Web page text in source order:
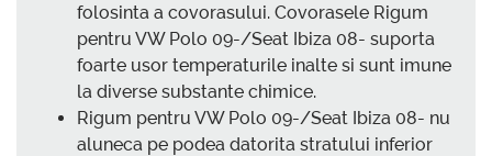
folosinta a covorasului. Covorasele Rigum
pentru VW Polo 09-/Seat Ibiza 08- suporta
foarte usor temperaturile inalte si sunt imune
la diverse substante chimice.
Rigum pentru VW Polo 09-/Seat Ibiza 08- nu
aluneca pe podea datorita stratului inferior